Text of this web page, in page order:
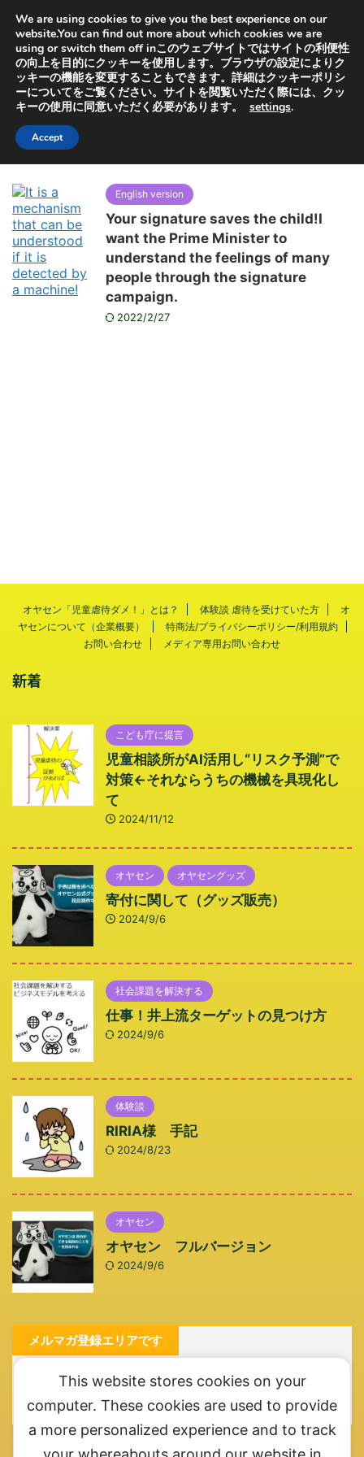
取っています。子供を救うためにも特許出願中の虐待検知
器普及にご協力ください
HOME> 2022年> 1月
月別アーカイブ：2022年01月
English version
Your signature saves the child!I
want the Prime Minister to
understand the feelings of many
people through the signature
campaign.
2022/2/27
オヤセン「児童虐待ダメ！」とは？ 体験談 虐待を受けていた方
オ
ヤセンについて（企業概要）
特商法/プライバシーポリシー/利用規約
お問い合わせ
メディア専用お問い合わせ
新着
こども庁に提言
児童相談所がAI活用し“リスク予測”で
対策←それならうちの機械を具現化し
て
2024/11/12
オヤセン オヤセングッズ
寄付に関して（グッズ販売）
2024/9/6
社会課題を解決する
仕事！井上流ターゲットの見つけ方
2024/9/6
体験談
RIRIA様 手記
2024/8/23
オヤセン
オヤセン フルバージョン
2024/9/6
メルマガ登録エリアです
メルマガ登録お願いします。ここ一番というときにご連
絡させていただきます
This website stores cookies on your
computer. These cookies are used to provide
a more personalized experience and to track
We are using cookies to give you the best experience on our
website.You can find out more about which cookies we are
using or switch them off inこのウェブサイトではサイトの利便性
の向上を目的にクッキーを使用します。ブラウザの設定によりク
ッキーの機能を変更することもできます。詳細はクッキーポリシ
ーについてをご覧ください。サイトを閲覧いただく際には、クッ
キーの使用に同意いただく必要があります。 settings.
Accept